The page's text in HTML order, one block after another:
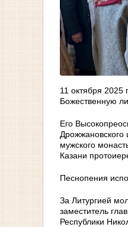
11 октября 2025
Божественную
Его
Дрожжановского
мужского
Казани
Песнопения
За Литургией
заместитель
Республики